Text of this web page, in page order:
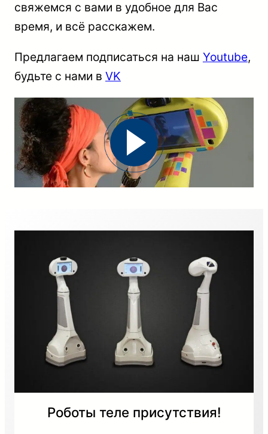
свяжемся с вами в удобное для Вас
время, и всё расскажем.
Предлагаем подписаться на наш Youtube,
будьте с нами в VK
Роботы теле присутствия!